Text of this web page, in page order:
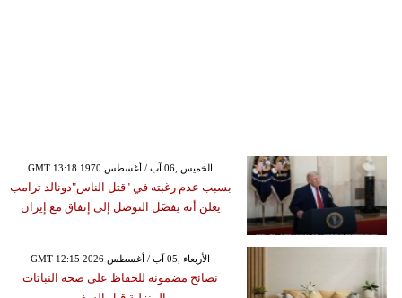
GMT 13:18 1970 الخميس ,06 آب / أغسطس
بسبب عدم رغبته في "قتل الناس"دونالد ترامب
يعلن أنه يفضَل التوصَل إلى إتفاق مع إيران
GMT 12:15 2026 الأربعاء ,05 آب / أغسطس
نصائح مضمونة للحفاظ على صحة النباتات